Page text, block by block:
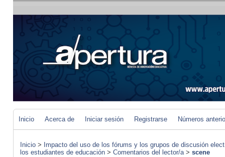
Inicio Acerca de Iniciar sesión Registrarse Números
Inicio > Impacto del uso de los fórums y los grupos de discusión
los estudiantes de educación > Comentarios del lector/a> scene